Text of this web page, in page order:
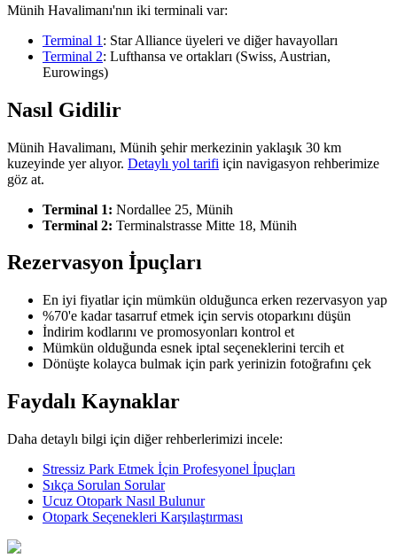
Münih Havalimanı'nın iki terminali var:
Terminal 1 : Star Alliance üyeleri ve diğer havayolları
Terminal 2: Lufthansa ve ortakları (Swiss, Austrian,
Eurowings)
Nasıl Gidilir
Münih Havalimanı, Münih şehir merkezinin yaklaşık 30 km
kuzeyinde yer alıyor. Detaylı yol tarifi için navigasyon rehberimize
göz at.
Terminal 1: Nordallee 25, Münih
Terminal 2: Terminalstrasse Mitte 18, Münih
Rezervasyon İpuçları
En iyi fiyatlar için mümkün olduğunca erken rezervasyon yap
%70'e kadar tasarruf etmek için servis otoparkını düşün
İndirim kodlarını ve promosyonları kontrol et
Mümkün olduğunda esnek iptal seçeneklerini tercih et
Dönüşte kolayca bulmak için park yerinizin fotoğrafını çek
Faydalı Kaynaklar
Daha detaylı bilgi için diğer rehberlerimizi incele:
Stressiz Park Etmek İçin Profesyonel İpuçları
Sıkça Sorulan Sorular
Ucuz Otopark Nasıl Bulunur
Otopark Seçenekleri Karşılaştırması